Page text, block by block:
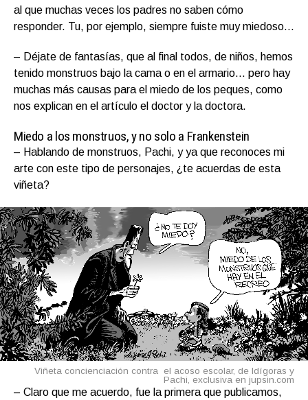
al que muchas veces los padres no saben cómo
responder. Tu, por ejemplo, siempre fuiste muy miedoso…
– Déjate de fantasías, que al final todos, de niños, hemos
tenido monstruos bajo la cama o en el armario… pero hay
muchas más causas para el miedo de los peques, como
nos explican en el artículo el doctor y la doctora.
Miedo a los monstruos, y no solo a Frankenstein
– Hablando de monstruos, Pachi, y ya que reconoces mi
arte con este tipo de personajes, ¿te acuerdas de esta
viñeta?
Viñeta concienciación contra el acoso escolar, de Idígoras y
Pachi, exclusiva en jupsin.com
– Claro que me acuerdo, fue la primera que publicamos,